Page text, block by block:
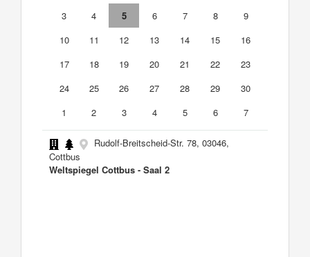
3
4 5 6 7 8
9
10
11 12 13 14 15
16
17
18 19 20 21 22
23
24
25 26 27 28 29
30
1
2 3 4 5 6 7
Rudolf-Breitscheid-Str. 78, 03046,
Cottbus
Weltspiegel Cottbus - Saal 2